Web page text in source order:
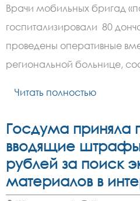
Врачи мобильных бригад
госпитализировали 80
проведены оперативные
региональной больнице,
Читать полностью
Госдума приняла
вводящие штрафы
рублей за поиск
материалов в